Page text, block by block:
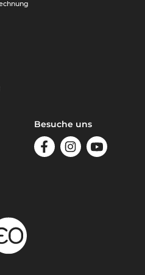
Besuche uns